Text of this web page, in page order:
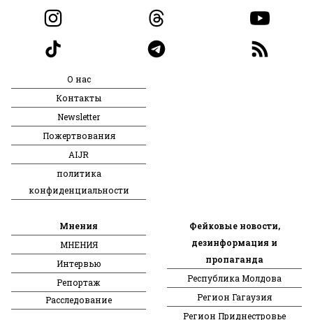
О нас
Контакты
Newsletter
Пожертвования
AIJR
политика
конфиденциальности
Мнения
МНЕНИЯ
Интервью
Репортаж
Расследование
Фейковые новости,
дезинформация и
пропаганда
Республика Молдова
Регион Гагаузия
Регион Приднестровье